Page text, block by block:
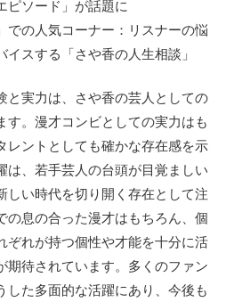
ピソード」が話題に
での人気コーナー：リスナーの悩
スする「さや香の人生相談」
と実力は、さや香の芸人としての
す。漫才コンビとしての実力はも
レントとしても確かな存在感を示
は、若手芸人の台頭が目覚ましい
しい時代を切り開く存在として注
の息の合った漫才はもちろん、個
ぞれが持つ個性や才能を十分に活
期待されています。多くのファン
した多面的な活躍にあり、今後も